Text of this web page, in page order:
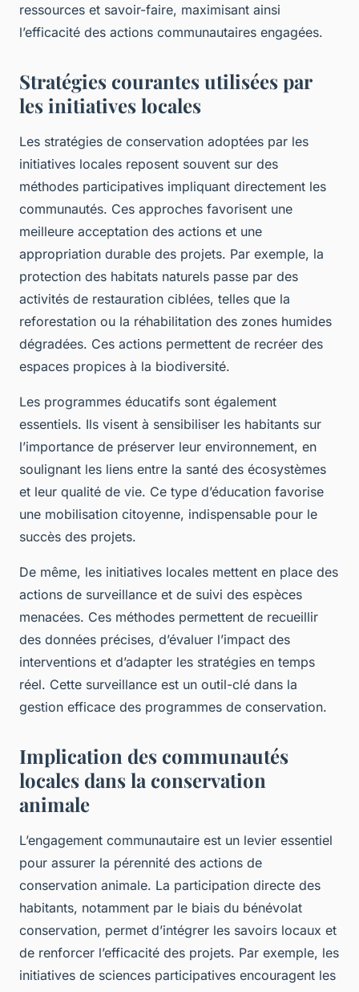
ressources et savoir-faire, maximisant ainsi
l’efficacité des actions communautaires engagées.
Stratégies courantes utilisées par
les initiatives locales
Les stratégies de conservation adoptées par les
initiatives locales reposent souvent sur des
méthodes participatives impliquant directement les
communautés. Ces approches favorisent une
meilleure acceptation des actions et une
appropriation durable des projets. Par exemple, la
protection des habitats naturels passe par des
activités de restauration ciblées, telles que la
reforestation ou la réhabilitation des zones humides
dégradées. Ces actions permettent de recréer des
espaces propices à la biodiversité.
Les programmes éducatifs sont également
essentiels. Ils visent à sensibiliser les habitants sur
l’importance de préserver leur environnement, en
soulignant les liens entre la santé des écosystèmes
et leur qualité de vie. Ce type d’éducation favorise
une mobilisation citoyenne, indispensable pour le
succès des projets.
De même, les initiatives locales mettent en place des
actions de surveillance et de suivi des espèces
menacées. Ces méthodes permettent de recueillir
des données précises, d’évaluer l’impact des
interventions et d’adapter les stratégies en temps
réel. Cette surveillance est un outil-clé dans la
gestion efficace des programmes de conservation.
Implication des communautés
locales dans la conservation
animale
L’engagement communautaire est un levier essentiel
pour assurer la pérennité des actions de
conservation animale. La participation directe des
habitants, notamment par le biais du bénévolat
conservation, permet d’intégrer les savoirs locaux et
de renforcer l’efficacité des projets. Par exemple, les
initiatives de sciences participatives encouragent les